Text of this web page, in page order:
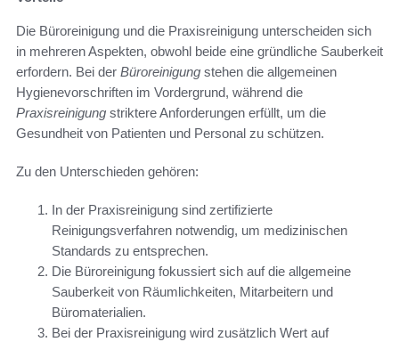
Die Büroreinigung und die Praxisreinigung unterscheiden sich
in mehreren Aspekten, obwohl beide eine gründliche Sauberkeit
erfordern. Bei der Büroreinigung stehen die allgemeinen
Hygienevorschriften im Vordergrund, während die
Praxisreinigung striktere Anforderungen erfüllt, um die
Gesundheit von Patienten und Personal zu schützen.
Zu den Unterschieden gehören:
In der Praxisreinigung sind zertifizierte
Reinigungsverfahren notwendig, um medizinischen
Standards zu entsprechen.
Die Büroreinigung fokussiert sich auf die allgemeine
Sauberkeit von Räumlichkeiten, Mitarbeitern und
Büromaterialien.
Bei der Praxisreinigung wird zusätzlich Wert auf